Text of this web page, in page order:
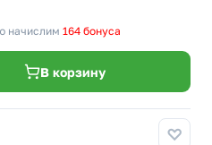
начислим 164 бонуса
В корзину